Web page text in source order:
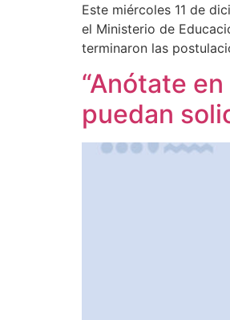
Este miércoles 11 de
el Ministerio de
terminaron las
“Anótate
puedan